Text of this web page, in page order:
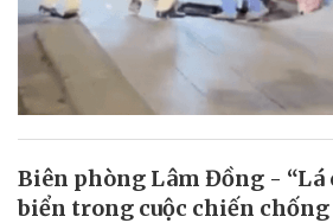
Biên phòng Lâm Đồng - “Lá
biển trong cuộc chiến